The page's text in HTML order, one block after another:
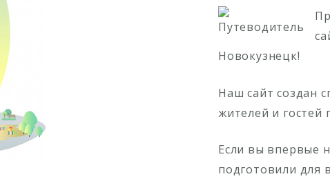
Новокузнецк!
Наш сайт создан
жителей и гостей
Если вы впервые
подготовили для